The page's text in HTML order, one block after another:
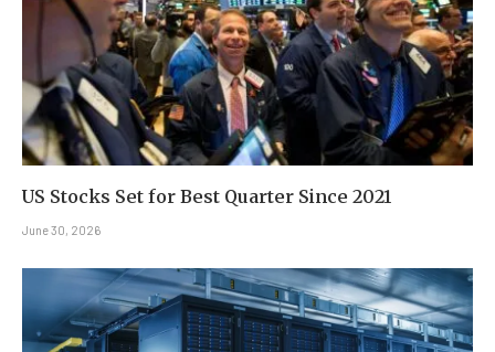
US Stocks Set for Best Quarter Since 2021
June 30, 2026